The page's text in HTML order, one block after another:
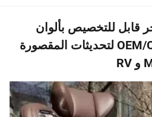
الاطارات
المحرك
مجموعات
الشباك
خلفية
Car Seat
القيادة
قابل للتخصيص بألوان
مختلفة مع خدمة OEM/ODM لتحديثات المقصورة